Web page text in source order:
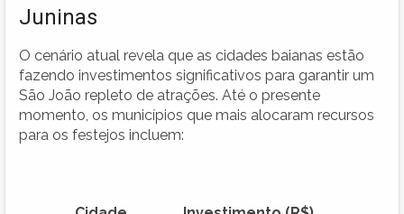
Juninas
O cenário atual revela que as cidades baianas estão
fazendo investimentos significativos para garantir um
São João repleto de atrações. Até o presente
momento, os municípios que mais alocaram recursos
para os festejos incluem: